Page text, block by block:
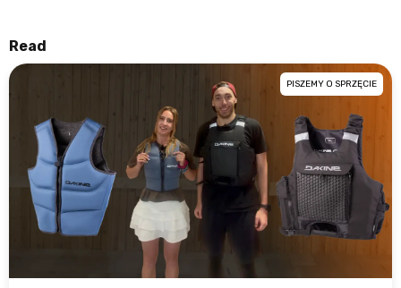
Read
PISZEMY O SPRZĘCIE